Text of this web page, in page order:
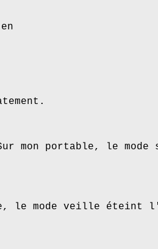
mon portable, le mode
le mode veille éteint